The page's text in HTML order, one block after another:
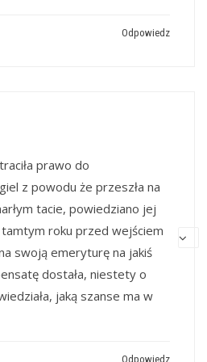
Odpowiedz
prawo do
z powodu że przeszła na
tacie, powiedziano jej
roku przed wejściem
swoją emeryturę na jakiś
dostała, niestety o
jaką szanse ma w
Odpowiedz